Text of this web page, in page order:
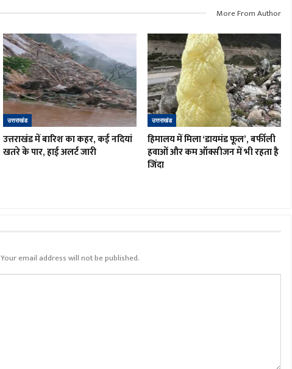
More From Author
उत्तराखंड
उत्तराखंड में बारिश का कहर, कई नदियां
खतरे के पार, हाई अलर्ट जारी
उत्तराखंड
हिमालय में मिला ‘डायमंड फूल’, बर्फीली
हवाओं और कम ऑक्सीजन में भी रहता है
जिंदा
Your email address will not be published.